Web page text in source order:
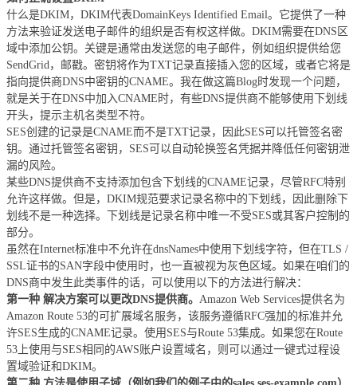
什么是DKIM，DKIM代表DomainKeys Identified Email。它提供了一种
方法来验证发送电子邮件的组织是否有权这样做。DKIM需要在DNS区
域中添加公钥。关键是通常由发送您的电子邮件，例如组织提供给您
SendGrid，邮戳。密钥将作为TXT记录直接插入您的区域，或者它将是
指向提供商DNS中密钥的CNAME。我在做这篇Blog时发现一个问题，
就是关于在DNS中加入CNAME时，有些DNS提供商不能够使用下划线
开头，提示主机名类型不符。
SES创建的记录是CNAME而不是TXT记录，因此SES可以托管签名密
钥。通过托管签名密钥，SES可以自动轮换签名凭据并降低任何密钥泄
漏的风险。
某些DNS提供商不支持添加包含下划线的CNAME记录，尽管RFC特别
允许这样做。但是，DKIM规范要求记录名称中的下划线，因此删除下
划线不是一种选择。下划线是记录名称中唯一不受SES或其客户控制的
部分。
虽然在Internet标准中不允许在dnsNames中使用下划线字符，但在TLS /
SSL证书的SAN字段中使用时，也一直被视为灰色区域。如果在咱们的
DNS商中发生此类事件的话，可以使用以下的方法进行解决：
第一种 解决方案可以更改DNS提供商。 Amazon Web Services提供名为
Amazon Route 53的可扩展域名服务，该服务遵循RFC强加的标准并允
许SES生成的CNAME记录。使用SES与Route 53集成。如果您在Route
53上使用与SES相同的AWS账户设置域名，则可以通过一键式过程设
置域验证和DKIM。